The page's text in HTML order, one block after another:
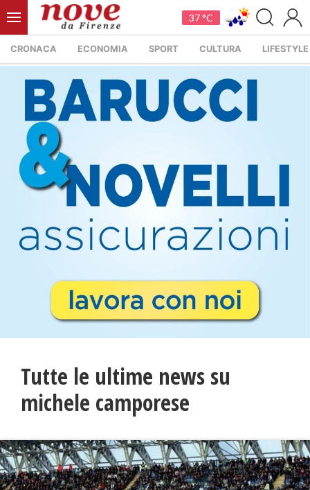
37 °C
CRONACA ECONOMIA SPORT CULTURA LIFESTYLE
Tutte le ultime news su
michele camporese